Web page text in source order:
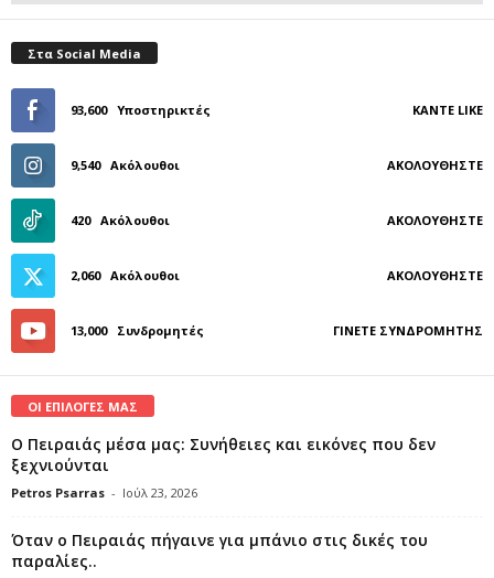
Στα Social Media
93,600 Υποστηρικτές ΚΆΝΤΕ LIKE
9,540 Ακόλουθοι ΑΚΟΛΟΥΘΉΣΤΕ
420 Ακόλουθοι ΑΚΟΛΟΥΘΉΣΤΕ
2,060 Ακόλουθοι ΑΚΟΛΟΥΘΉΣΤΕ
13,000 Συνδρομητές ΓΊΝΕΤΕ ΣΥΝΔΡΟΜΗΤΉΣ
ΟΙ ΕΠΙΛΟΓΕΣ ΜΑΣ
Ο Πειραιάς μέσα μας: Συνήθειες και εικόνες που δεν
ξεχνιούνται
Petros Psarras - Ιούλ 23, 2026
Όταν ο Πειραιάς πήγαινε για μπάνιο στις δικές του
παραλίες..